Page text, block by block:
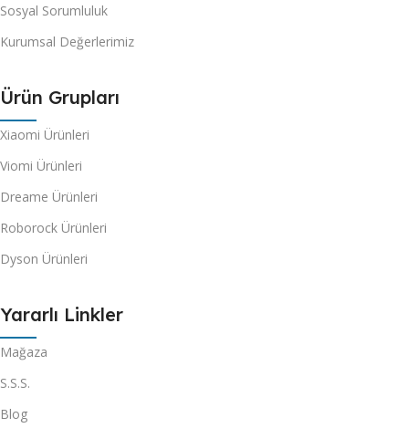
Sosyal Sorumluluk
Kurumsal Değerlerimiz
Ürün Grupları
Xiaomi Ürünleri
Viomi Ürünleri
Dreame Ürünleri
Roborock Ürünleri
Dyson Ürünleri
Yararlı Linkler
Mağaza
S.S.S.
Blog